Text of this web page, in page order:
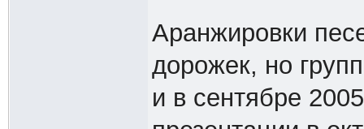
Аранжировки
дорожек, но
и в сентябре